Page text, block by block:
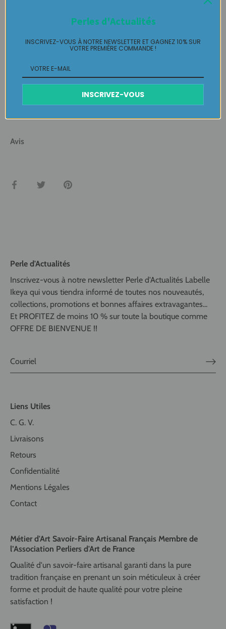
Entretien
Avis
Partager TweeterÉpingler
Perle d'Actualités
Inscrivez-vous à notre newsletter Perle d'Actualités Labelle
Ikeya qui vous tiendra informé de toutes nos nouveautés,
collections, promotions et bonnes affaires extravagantes...
Et PROFITEZ de moins 10 % sur toute la boutique comme
OFFRE DE BIENVENUE !!
Liens Utiles
C. G. V.
Livraisons
Retours
Confidentialité
Mentions Légales
Contact
Métier d'Art Savoir-Faire Artisanal Français Membre de
l’Association Perliers d'Art de France
Qualité d'un savoir-faire artisanal garanti dans la pure
tradition française en prenant un soin méticuleux à créer
forme et produit de haute qualité pour votre pleine
satisfaction !
Perles d'Actualités
INSCRIVEZ-VOUS À NOTRE NEWSLETTER ET GAGNEZ 10% SUR
VOTRE PREMIÈRE COMMANDE !
INSCRIVEZ-VOUS